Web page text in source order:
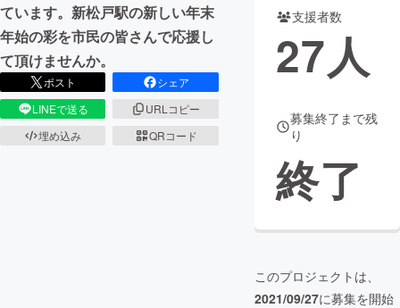
ています。新松戸駅の新しい年末
年始の彩を市民の皆さんで応援し
て頂けませんか。
ポスト
シェア
LINEで送る
URLコピー
埋め込み
QRコード
支援者数
27人
募集終了まで残
り
終了
このプロジェクトは、
2021/09/27に募集を開始